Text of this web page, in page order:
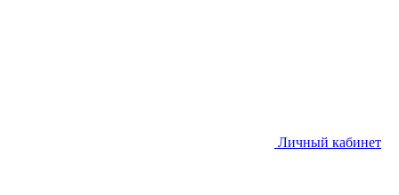
Личный кабинет